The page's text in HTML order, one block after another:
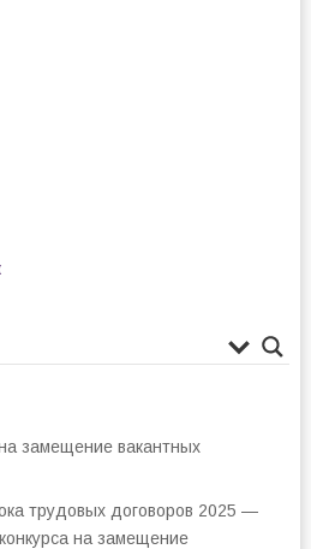
замещение вакантных
трудовых договоров 2025 —
на замещение